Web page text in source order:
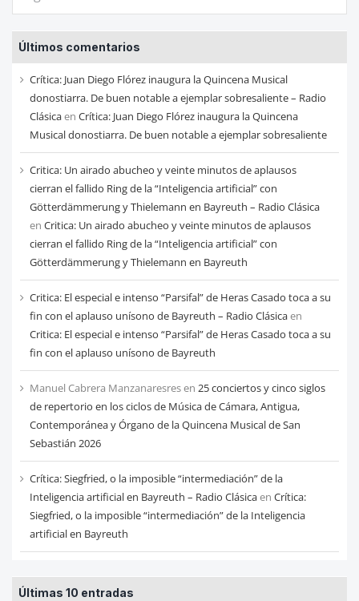
entradas
de
cada
mes
Últimos comentarios
Crítica: Juan Diego Flórez inaugura la Quincena Musical
donostiarra. De buen notable a ejemplar sobresaliente – Radio
Clásicaen Crítica: Juan Diego Flórez inaugura la Quincena
Musical donostiarra. De buen notable a ejemplar sobresaliente
Critica: Un airado abucheo y veinte minutos de aplausos
cierran el fallido Ring de la “Inteligencia artificial” con
Götterdämmerung y Thielemann en Bayreuth – Radio Clásica
en Critica: Un airado abucheo y veinte minutos de aplausos
cierran el fallido Ring de la “Inteligencia artificial” con
Götterdämmerung y Thielemann en Bayreuth
Critica: El especial e intenso “Parsifal” de Heras Casado toca a su
fin con el aplauso unísono de Bayreuth – Radio Clásicaen
Critica: El especial e intenso “Parsifal” de Heras Casado toca a su
fin con el aplauso unísono de Bayreuth
Manuel Cabrera Manzanaresresen 25 conciertos y cinco siglos
de repertorio en los ciclos de Música de Cámara, Antigua,
Contemporánea y Órgano de la Quincena Musical de San
Sebastián 2026
Crítica: Siegfried, o la imposible “intermediación” de la
Inteligencia artificial en Bayreuth – Radio Clásicaen Crítica:
Siegfried, o la imposible “intermediación” de la Inteligencia
artificial en Bayreuth
Últimas 10 entradas